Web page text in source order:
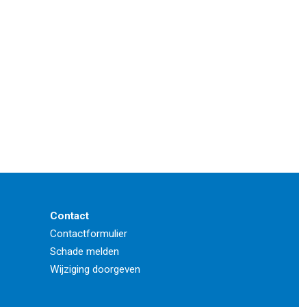
Contact
Contactformulier
Schade melden
Wijziging doorgeven